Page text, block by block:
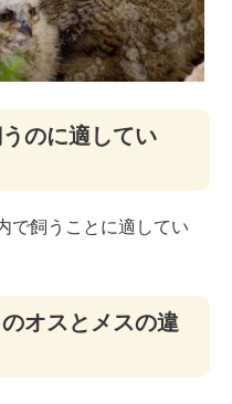
のに適してい
で飼うことに適してい
オスとメスの違